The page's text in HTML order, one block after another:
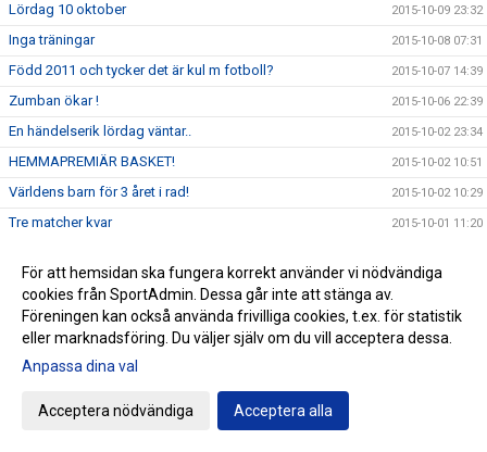
Lördag 10 oktober 2015-10-09 23:32
Inga träningar 2015-10-08 07:31
Född 2011 och tycker det är kul m fotboll? 2015-10-07 14:39
Zumban ökar ! 2015-10-06 22:39
En händelserik lördag väntar.. 2015-10-02 23:34
HEMMAPREMIÄR BASKET! 2015-10-02 10:51
Världens barn för 3 året i rad! 2015-10-02 10:29
Tre matcher kvar 2015-10-01 11:20
Stort TACK! 2015-09-28 15:37
Värpinge IF - 10 år på söndag! 2015-09-18 19:44
Ny match väntar P06 på lördagen 2015-09-17 12:38
Nyttig kväll i Stångby
Qigong - inställd onsdag/lördag
För att hemsidan ska fungera korrekt använder vi nödvändiga
cookies från SportAdmin. Dessa går inte att stänga av.
Föreningen kan också använda frivilliga cookies, t.ex. för statistik
eller marknadsföring. Du väljer själv om du vill acceptera dessa.
Anpassa dina val
Acceptera nödvändiga Acceptera alla